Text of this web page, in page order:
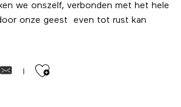
we onszelf, verbonden met het hele
onze geest even tot rust kan
Ajouter aux